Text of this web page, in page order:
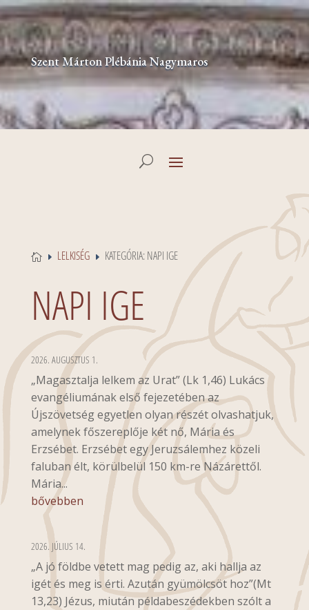
Szent Márton Plébánia Nagymaros
 E LELKISÉG E KATEGÓRIA: NAPI IGE
NAPI IGE
2026. AUGUSZTUS 1.
„Magasztalja lelkem az Urat” (Lk 1,46) Lukács
evangéliumának első fejezetében az
Újszövetség egyetlen olyan részét olvashatjuk,
amelynek főszereplője két nő, Mária és
Erzsébet. Erzsébet egy Jeruzsálemhez közeli
faluban élt, körülbelül 150 km-re Názárettől.
Mária...
bővebben
2026. JÚLIUS 14.
„A jó földbe vetett mag pedig az, aki hallja az
igét és meg is érti. Azután gyümölcsöt hoz”(Mt
13,23) Jézus, miután példabeszédekben szólt a